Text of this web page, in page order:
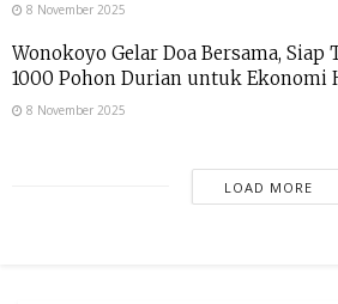
8 November 2025
Wonokoyo Gelar Doa Bersama, Siap
1000 Pohon Durian untuk Ekonomi
8 November 2025
LOAD MORE